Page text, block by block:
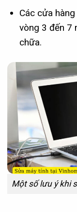
Các cửa
vòng 3 đến 7
chữa.
Một số lưu ý khi